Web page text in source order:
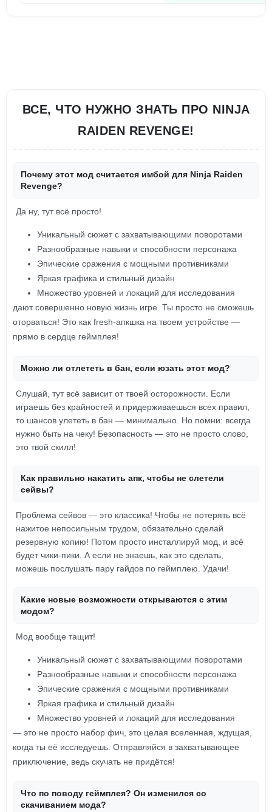
ВСЕ, ЧТО НУЖНО ЗНАТЬ ПРО NINJA
RAIDEN REVENGE!
Почему этот мод считается имбой для Ninja Raiden
Revenge?
Да ну, тут всё просто!
Уникальный сюжет с захватывающими поворотами
Разнообразные навыки и способности персонажа
Эпические сражения с мощными противниками
Яркая графика и стильный дизайн
Множество уровней и локаций для исследования
дают совершенно новую жизнь игре. Ты просто не сможешь
оторваться! Это как fresh-апкшка на твоем устройстве —
прямо в сердце геймплея!
Можно ли отлететь в бан, если юзать этот мод?
Слушай, тут всё зависит от твоей осторожности. Если
играешь без крайностей и придерживаешься всех правил,
то шансов улететь в бан — минимально. Но помни: всегда
нужно быть на чеку! Безопасность — это не просто слово,
это твой скилл!
Как правильно накатить апк, чтобы не слетели
сейвы?
Проблема сейвов — это классика! Чтобы не потерять всё
нажитое непосильным трудом, обязательно сделай
резервную копию! Потом просто инсталлируй мод, и всё
будет чики-пики. А если не знаешь, как это сделать,
можешь послушать пару гайдов по геймплею. Удачи!
Какие новые возможности открываются с этим
модом?
Мод вообще тащит!
Уникальный сюжет с захватывающими поворотами
Разнообразные навыки и способности персонажа
Эпические сражения с мощными противниками
Яркая графика и стильный дизайн
Множество уровней и локаций для исследования
— это не просто набор фич, это целая вселенная, ждущая,
когда ты её исследуешь. Отправляйся в захватывающее
приключение, ведь скучать не придётся!
Что по поводу геймплея? Он изменился со
скачиванием мода?